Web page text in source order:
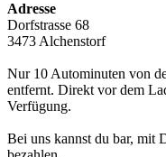
Adresse
Dorfstrasse 68
3473 Alchenstorf
Nur 10 Autominuten von
entfernt. Direkt vor dem
Verfügung.
Bei uns kannst du bar, mit